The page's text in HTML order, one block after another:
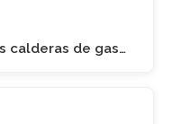
calderas de gas…